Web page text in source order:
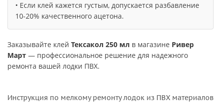
• Если клей кажется густым, допускается разбавление
10-20% качественного ацетона.
Заказывайте клей Тексакол 250 мл в магазине Ривер
Март — профессиональное решение для надежного
ремонта вашей лодки ПВХ.
Инструкция по мелкому ремонту лодок из ПВХ материалов